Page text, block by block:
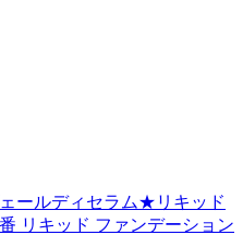
ールディセラム★リキッド
リキッド ファンデーション